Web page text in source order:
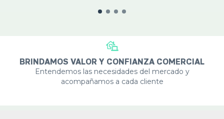
BRINDAMOS VALOR Y CONFIANZA COMERCIAL
Entendemos las necesidades del mercado y
acompañamos a cada cliente